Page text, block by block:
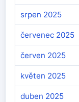
srpen 2025
červenec 2025
červen 2025
květen 2025
duben 2025